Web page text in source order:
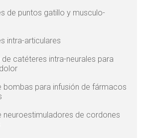
de puntos gatillo y musculo-
intra-articulares
catéteres intra-neurales para
bombas para infusión de fármacos
neuroestimuladores de cordones